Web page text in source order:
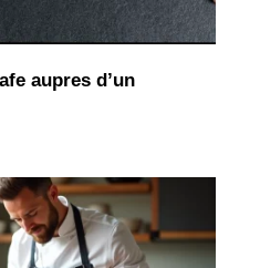
aupres d’un